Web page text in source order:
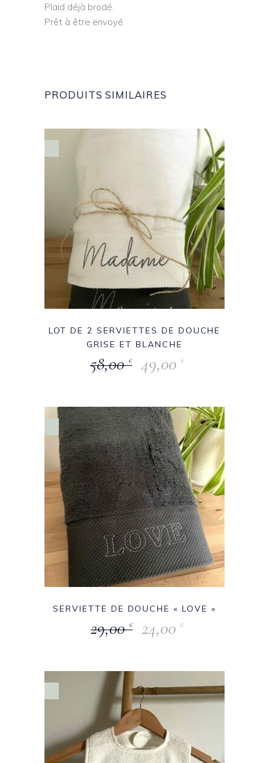
Plaid déjà brodé.
Prêt à être envoyé.
PRODUITS SIMILAIRES
LOT DE 2 SERVIETTES DE DOUCHE
GRISE ET BLANCHE
58,00€ 49,00 €
SERVIETTE DE DOUCHE « LOVE »
29,00€ 24,00 €